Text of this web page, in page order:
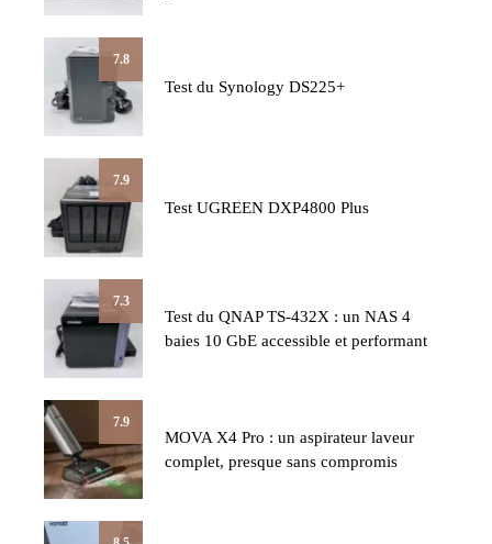
7.8
Test du Synology DS225+
7.9
Test UGREEN DXP4800 Plus
7.3
Test du QNAP TS-432X : un NAS 4
baies 10 GbE accessible et performant
7.9
MOVA X4 Pro : un aspirateur laveur
complet, presque sans compromis